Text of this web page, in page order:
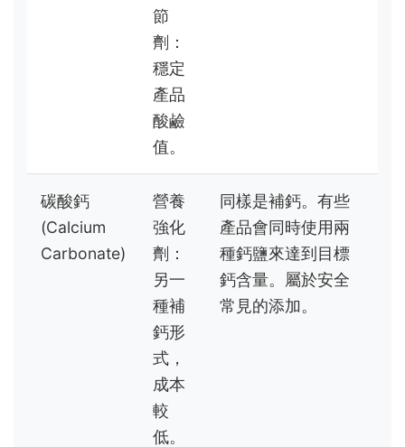
節
劑：
穩定
產品
酸鹼
值。
碳酸鈣
(Calcium
Carbonate)
營養
強化
劑：
另一
種補
鈣形
式，
成本
較
低。
同樣是補鈣。有些
產品會同時使用兩
種鈣鹽來達到目標
鈣含量。屬於安全
常見的添加。